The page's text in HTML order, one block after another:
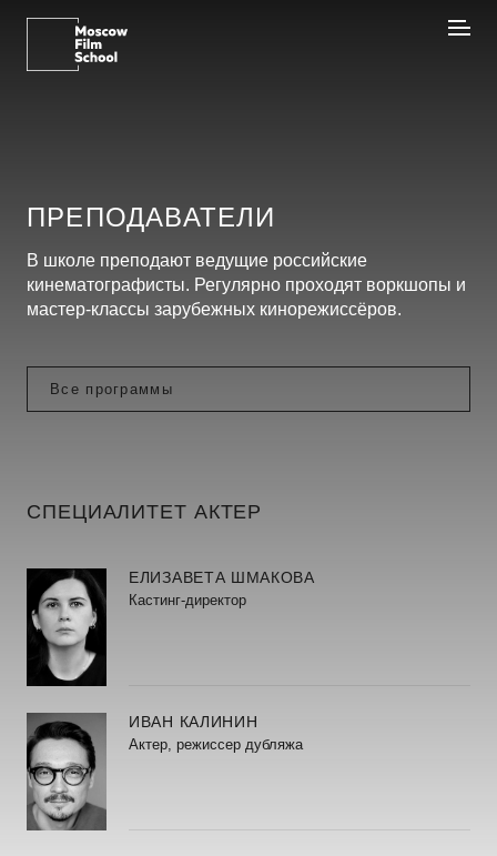
ПРЕПОДАВАТЕЛИ
В школе преподают ведущие российские
кинематографисты. Регулярно проходят воркшопы и
мастер-классы зарубежных кинорежиссёров.
СПЕЦИАЛИТЕТ АКТЕР
ЕЛИЗАВЕТА ШМАКОВА
Кастинг-директор
ИВАН КАЛИНИН
Актер, режиссер дубляжа